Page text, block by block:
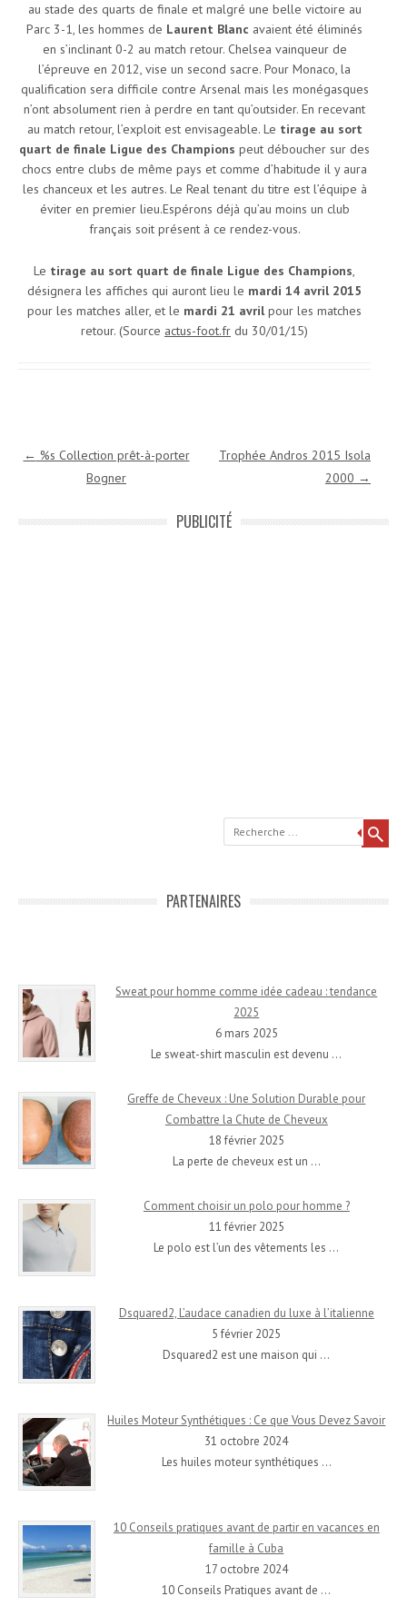
au stade des quarts de finale et malgré une belle victoire au
Parc 3-1, les hommes de Laurent Blanc avaient été éliminés
en s’inclinant 0-2 au match retour. Chelsea vainqueur de
l’épreuve en 2012, vise un second sacre. Pour Monaco, la
qualification sera difficile contre Arsenal mais les monégasques
n’ont absolument rien à perdre en tant qu’outsider. En recevant
au match retour, l’exploit est envisageable. Le tirage au sort
quart de finale Ligue des Champions peut déboucher sur des
chocs entre clubs de même pays et comme d’habitude il y aura
les chanceux et les autres. Le Real tenant du titre est l’équipe à
éviter en premier lieu.Espérons déjà qu’au moins un club
français soit présent à ce rendez-vous.
Le tirage au sort quart de finale Ligue des Champions,
désignera les affiches qui auront lieu le mardi 14 avril 2015
pour les matches aller, et le mardi 21 avrilpour les matches
retour. (Source actus-foot.fr du 30/01/15)
Navigation des articles
← %s Collection prêt-à-porter
Bogner
Trophée Andros 2015 Isola
2000 →
PUBLICITÉ
Recherche
PARTENAIRES
Sweat pour homme comme idée cadeau : tendance
2025
6 mars 2025
Le sweat-shirt masculin est devenu …
Greffe de Cheveux : Une Solution Durable pour
Combattre la Chute de Cheveux
18 février 2025
La perte de cheveux est un …
Comment choisir un polo pour homme ?
11 février 2025
Le polo est l’un des vêtements les …
Dsquared2, L’audace canadien du luxe à l’italienne
5 février 2025
Dsquared2 est une maison qui …
Huiles Moteur Synthétiques : Ce que Vous Devez Savoir
31 octobre 2024
Les huiles moteur synthétiques …
10 Conseils pratiques avant de partir en vacances en
famille à Cuba
17 octobre 2024
10 Conseils Pratiques avant de …